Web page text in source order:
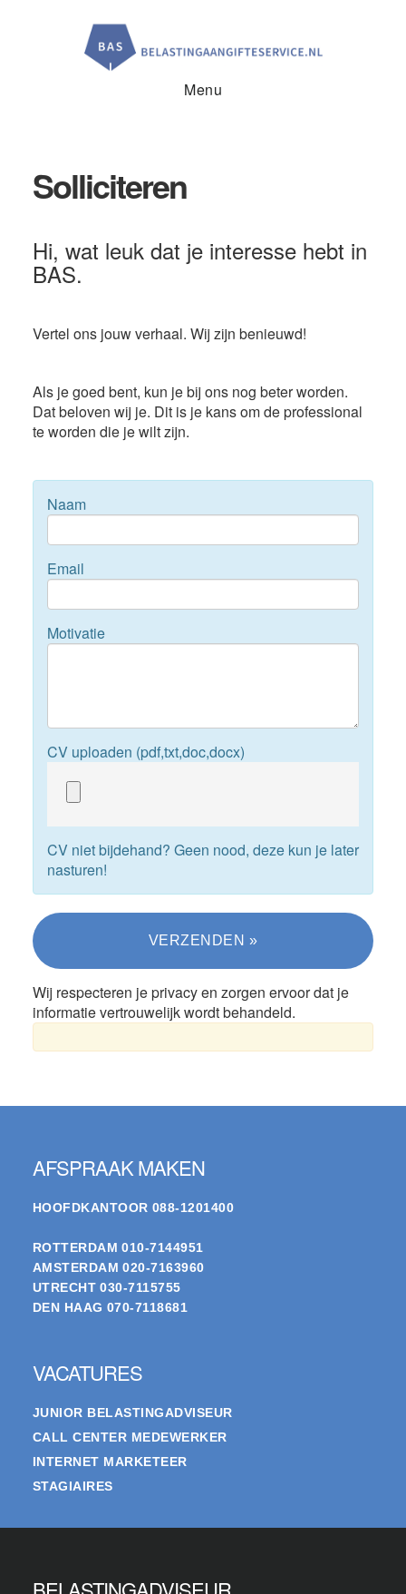
Menu
Solliciteren
Hi, wat leuk dat je interesse hebt in
BAS.
Vertel ons jouw verhaal. Wij zijn benieuwd!
Als je goed bent, kun je bij ons nog beter worden.
Dat beloven wij je. Dit is je kans om de professional
te worden die je wilt zijn.
Naam
Email
Motivatie
CV uploaden (pdf,txt,doc,docx)
CV niet bijdehand? Geen nood, deze kun je later
nasturen!
Wij respecteren je privacy en zorgen ervoor dat je
informatie vertrouwelijk wordt behandeld.
AFSPRAAK MAKEN
HOOFDKANTOOR 088-1201400
ROTTERDAM 010-7144951
AMSTERDAM 020-7163960
UTRECHT 030-7115755
DEN HAAG 070-7118681
VACATURES
JUNIOR BELASTINGADVISEUR
CALL CENTER MEDEWERKER
INTERNET MARKETEER
STAGIAIRES